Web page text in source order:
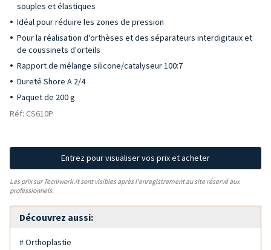
souples et élastiques
Idéal pour réduire les zones de pression
Pour la réalisation d'orthèses et des séparateurs interdigitaux et
de coussinets d'orteils
Rapport de mélange silicone/catalyseur 100:7
Dureté Shore A 2/4
Paquet de 200 g
Réf: CS610P
Entrez pour visualiser vos prix et acheter
Les prix sur Tecniwork.it sont visibles après l'enregistrement au site réservé aux
professionnels.
Découvrez aussi:
# Orthoplastie